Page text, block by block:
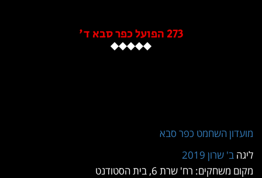
השחמט כפר סבא
ב' שרון 2019
רח' שרת 6, בית הסטודנט